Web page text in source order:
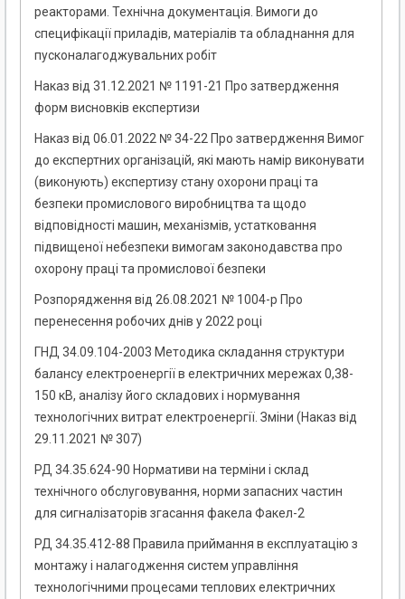
реакторами. Технічна документація. Вимоги до
специфікації приладів, матеріалів та обладнання для
пусконалагоджувальних робіт
Наказ від 31.12.2021 № 1191-21 Про затвердження
форм висновків експертизи
Наказ від 06.01.2022 № 34-22 Про затвердження Вимог
до експертних організацій, які мають намір виконувати
(виконують) експертизу стану охорони праці та
безпеки промислового виробництва та щодо
відповідності машин, механізмів, устатковання
підвищеної небезпеки вимогам законодавства про
охорону праці та промислової безпеки
Розпорядження від 26.08.2021 № 1004-р Про
перенесення робочих днів у 2022 році
ГНД 34.09.104-2003 Методика складання структури
балансу електроенергії в електричних мережах 0,38-
150 кВ, аналізу його складових і нормування
технологічних витрат електроенергії. Зміни (Наказ від
29.11.2021 № 307)
РД 34.35.624-90 Нормативи на терміни і склад
технічного обслуговування, норми запасних частин
для сигналізаторів згасання факела Факел-2
РД 34.35.412-88 Правила приймання в експлуатацію з
монтажу і налагодження систем управління
технологічними процесами теплових електричних